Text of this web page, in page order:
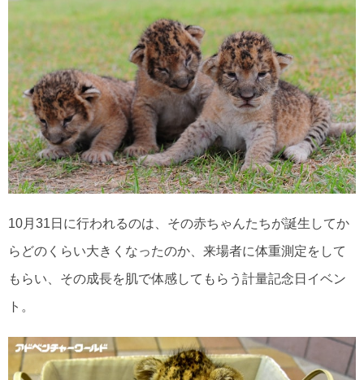
10月31日に行われるのは、その赤ちゃんたちが誕生してか
らどのくらい大きくなったのか、来場者に体重測定をして
もらい、その成長を肌で体感してもらう計量記念日イベン
ト。